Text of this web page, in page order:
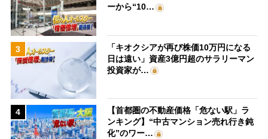
ーから“10…
3
「キオクシアが再び株価10万円になる
日は遠い」資産3億円超のサラリーマン
投資家が…
4
【首都圏の不動産価格「危ない駅」ラ
ンキング】“中古マンション売れ行き鈍
化”のワー…